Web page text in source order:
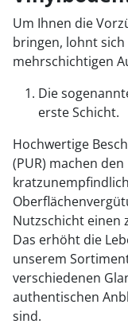
Um Ihnen die
bringen, lohnt sich
mehrschichtigen
Die
erste Schicht.
Hochwertige
(PUR) machen
Nutzschicht einen
Das erhöht die
unserem
verschiedenen
authentischen
sind.